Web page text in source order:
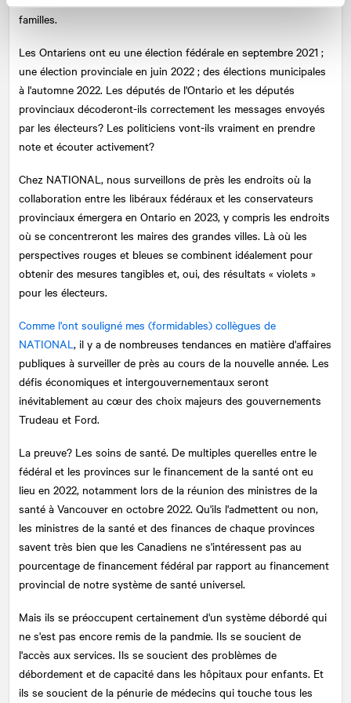
familles.
Les Ontariens ont eu une élection fédérale en septembre 2021 ;
une élection provinciale en juin 2022 ; des élections municipales
à l'automne 2022. Les députés de l'Ontario et les députés
provinciaux décoderont-ils correctement les messages envoyés
par les électeurs? Les politiciens vont-ils vraiment en prendre
note et écouter activement?
Chez NATIONAL , nous surveillons de près les endroits où la
collaboration entre les libéraux fédéraux et les conservateurs
provinciaux émergera en Ontario en 2023, y compris les endroits
où se concentreront les maires des grandes villes. Là où les
perspectives rouges et bleues se combinent idéalement pour
obtenir des mesures tangibles et, oui, des résultats « violets »
pour les électeurs.
Comme l'ont souligné mes (formidables) collègues de
NATIONAL , il y a de nombreuses tendances en matière d'affaires
publiques à surveiller de près au cours de la nouvelle année. Les
défis économiques et intergouvernementaux seront
inévitablement au cœur des choix majeurs des gouvernements
Trudeau et Ford.
La preuve? Les soins de santé. De multiples querelles entre le
fédéral et les provinces sur le financement de la santé ont eu
lieu en 2022, notamment lors de la réunion des ministres de la
santé à Vancouver en octobre 2022. Qu'ils l'admettent ou non,
les ministres de la santé et des finances de chaque provinces
savent très bien que les Canadiens ne s'intéressent pas au
pourcentage de financement fédéral par rapport au financement
provincial de notre système de santé universel.
Mais ils se préoccupent certainement d'un système débordé qui
ne s'est pas encore remis de la pandmie. Ils se soucient de
l'accès aux services. Ils se soucient des problèmes de
débordement et de capacité dans les hôpitaux pour enfants. Et
ils se soucient de la pénurie de médecins qui touche tous les